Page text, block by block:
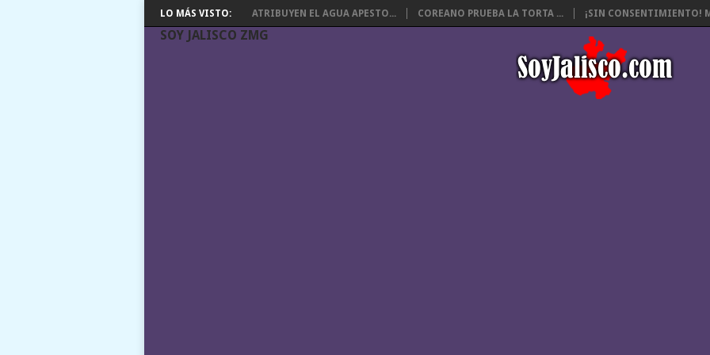
LO MÁS VISTO: ATRIBUYEN EL AGUA APESTO... COREANO PRUEBA LA TORTA ... ¡SIN CONSENTIMIENTO!
SOY JALISCO ZMG